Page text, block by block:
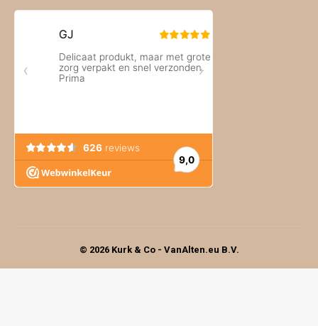
© 2026 Kurk & Co - VanAlten.eu B.V.